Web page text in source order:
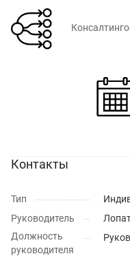
Контакты
Тип
Руководитель
Должность
руководителя